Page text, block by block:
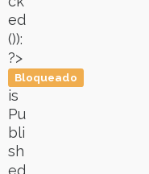
ed
()):
?>
Bloqueado
is
Pu
bli
sh
ed